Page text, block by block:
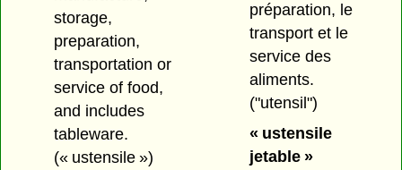
storage,
preparation,
transportation or
service of food,
and includes
tableware.
(« ustensile »)
préparation, le
transport et le
service des
aliments.
("utensil")
« ustensile
jetable »